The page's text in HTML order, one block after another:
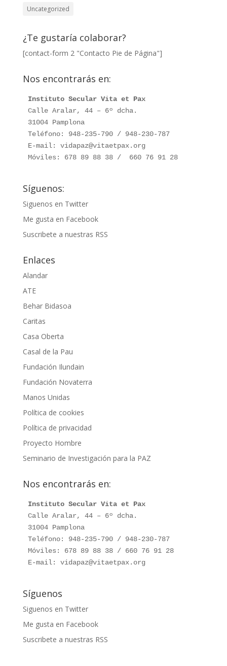
Uncategorized
¿Te gustaría colaborar?
[contact-form 2 "Contacto Pie de Página"]
Nos encontrarás en:
Instituto Secular Vita et Pax
Calle Aralar, 44 – 6º dcha.
31004 Pamplona
Teléfono: 948-235-790 / 948-230-787
E-mail: vidapaz@vitaetpax.org
Móviles: 678 89 88 38 /  660 76 91 28
Síguenos:
Siguenos en Twitter
Me gusta en Facebook
Suscribete a nuestras RSS
Enlaces
Alandar
ATE
Behar Bidasoa
Caritas
Casa Oberta
Casal de la Pau
Fundación Ilundain
Fundación Novaterra
Manos Unidas
Política de cookies
Política de privacidad
Proyecto Hombre
Seminario de Investigación para la PAZ
Nos encontrarás en:
Instituto Secular Vita et Pax
Calle Aralar, 44 – 6º dcha.
31004 Pamplona
Teléfono: 948-235-790 / 948-230-787
Móviles: 678 89 88 38 / 660 76 91 28
E-mail: vidapaz@vitaetpax.org
Síguenos
Siguenos en Twitter
Me gusta en Facebook
Suscribete a nuestras RSS